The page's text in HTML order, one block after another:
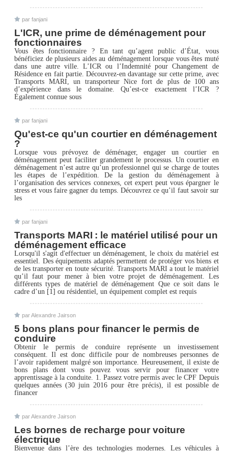
par fanjani
L'ICR, une prime de déménagement pour
fonctionnaires
Vous êtes fonctionnaire ? En tant qu’agent public d’État, vous
bénéficiez de plusieurs aides au déménagement lorsque vous êtes muté
dans une autre ville. L’ICR ou l’Indemnité pour Changement de
Résidence en fait partie. Découvrez-en davantage sur cette prime, avec
Transports MARI, un transporteur Nice fort de plus de 100 ans
d’expérience dans le domaine. Qu’est-ce exactement l’ICR ?
Également connue sous
par fanjani
Qu'est-ce qu'un courtier en déménagement
?
Lorsque vous prévoyez de déménager, engager un courtier en
déménagement peut faciliter grandement le processus. Un courtier en
déménagement n’est autre qu’un professionnel qui se charge de toutes
les étapes de l’expédition. De la gestion du déménagement à
l’organisation des services connexes, cet expert peut vous épargner le
stress et vous faire gagner du temps. Découvrez ce qu’il faut savoir sur
les
par fanjani
Transports MARI : le matériel utilisé pour un
déménagement efficace
Lorsqu'il s'agit d'effectuer un déménagement, le choix du matériel est
essentiel. Des équipements adaptés permettent de protéger vos biens et
de les transporter en toute sécurité. Transports MARI a tout le matériel
qu’il faut pour mener à bien votre projet de déménagement. Les
différents types de matériel de déménagement Que ce soit dans le
cadre d’un [1] ou résidentiel, un équipement complet est requis
par Alexandre Jairson
5 bons plans pour financer le permis de
conduire
Obtenir le permis de conduire représente un investissement
conséquent. Il est donc difficile pour de nombreuses personnes de
l’avoir rapidement malgré son importance. Heureusement, il existe de
bons plans dont vous pouvez vous servir pour financer votre
apprentissage à la conduite. 1. Passez votre permis avec le CPF Depuis
quelques années (30 juin 2016 pour être précis), il est possible de
financer
par Alexandre Jairson
Les bornes de recharge pour voiture
électrique
Bienvenue dans l’ère des technologies modernes. Les véhicules à